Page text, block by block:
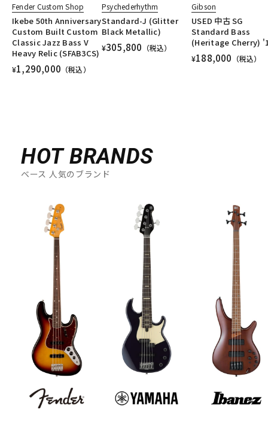
Fender Custom Shop
Ikebe 50th Anniversary
Custom Built Custom
Classic Jazz Bass V
Heavy Relic (SFAB3CS)
¥1,290,000 （税込）
Psychederhythm
Standard-J (Glitter
Black Metallic)
¥305,800 （税込）
Gibson
USED 中古 SG
Standard Bass
(Heritage Cherry)
¥188,000 （税込）
HOT BRANDS
ベース 人気のブランド